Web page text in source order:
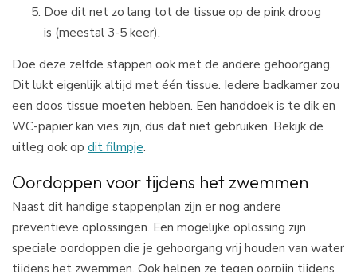
Doe dit net zo lang tot de tissue op de pink droog
is (meestal 3-5 keer).
Doe deze zelfde stappen ook met de andere gehoorgang.
Dit lukt eigenlijk altijd met één tissue. Iedere badkamer zou
een doos tissue moeten hebben. Een handdoek is te dik en
WC-papier kan vies zijn, dus dat niet gebruiken. Bekijk de
uitleg ook op dit filmpje.
Oordoppen voor tijdens het zwemmen
Naast dit handige stappenplan zijn er nog andere
preventieve oplossingen. Een mogelijke oplossing zijn
speciale oordoppen die je gehoorgang vrij houden van water